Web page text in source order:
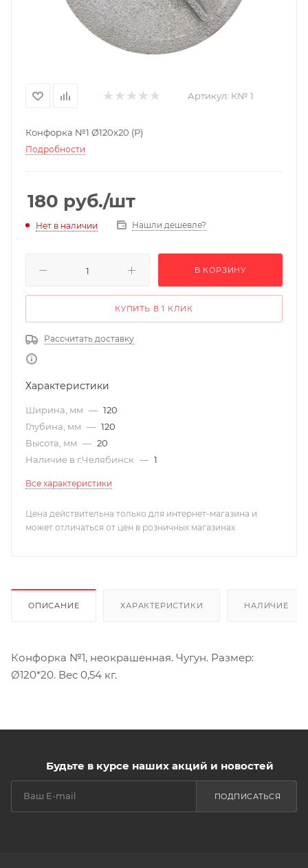
Артикул: К№ 1
Конфорка №1 Ø120х20 (Р)
Подробности
180 руб./шт
Нет в наличии Нашли дешевле?
В КОРЗИНУ
КУПИТЬ В 1 КЛИК
Рассчитать доставку
Характеристики
Ширина, мм — 120
Глубина, мм — 120
Высота, мм — 20
Наличие в г.Челябинск — 1
Все характеристики
Цена действительна только для интернет-магазина и
может отличаться от цен в розничных магазинах
ОПИСАНИЕ ХАРАКТЕРИСТИКИ НАЛИЧИЕ
Конфорка №1, неокрашенная. Чугун. Размер:
Ø120*20. Вес 0,54 кг.
Будьте в курсе наших акций и новостей
ПОДПИСАТЬСЯ